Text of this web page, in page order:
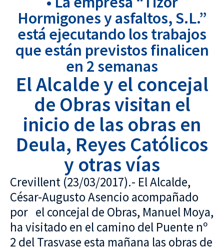
Hormigones y asfaltos, S.L.”
está ejecutando los trabajos
que están previstos finalicen
en 2 semanas
El Alcalde y el concejal
de Obras visitan el
inicio de las obras en
Deula, Reyes Católicos
y otras vías
Crevillent (23/03/2017).- El Alcalde,
César-Augusto Asencio acompañado
por el concejal de Obras, Manuel Moya,
ha visitado en el camino del Puente nº
2 del Trasvase esta mañana las obras de